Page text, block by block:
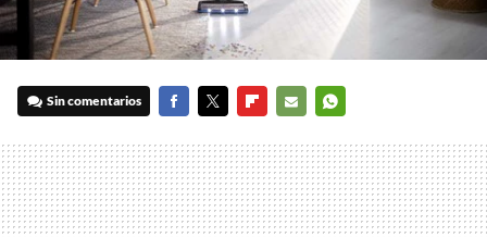
Sin comentarios
MAIL